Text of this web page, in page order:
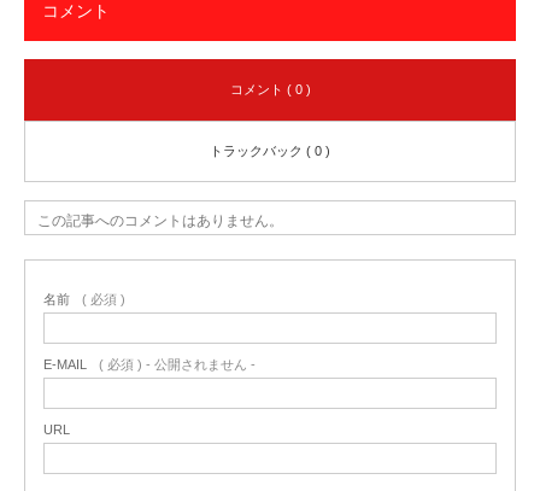
コメント
コメント ( 0 )
トラックバック ( 0 )
この記事へのコメントはありません。
名前 ( 必須 )
E-MAIL ( 必須 ) - 公開されません -
URL